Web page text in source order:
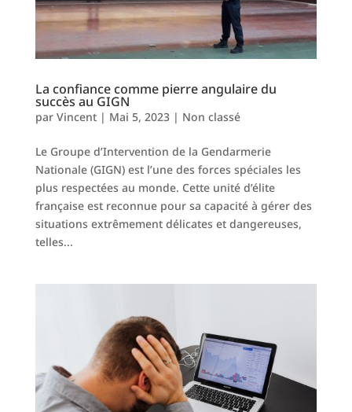
La confiance comme pierre angulaire du
succès au GIGN
par Vincent| Mai 5, 2023| Non classé
Le Groupe d’Intervention de la Gendarmerie
Nationale (GIGN) est l’une des forces spéciales les
plus respectées au monde. Cette unité d’élite
française est reconnue pour sa capacité à gérer des
situations extrêmement délicates et dangereuses,
telles...